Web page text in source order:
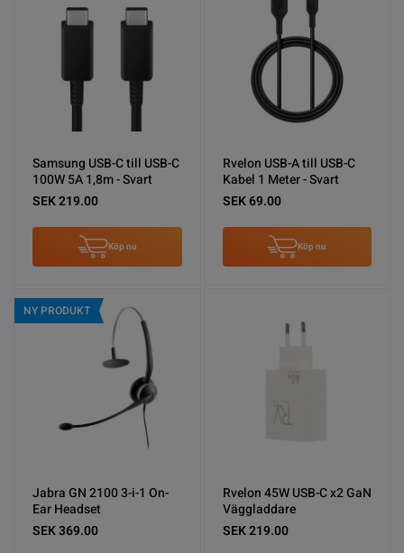
Samsung USB-C till USB-C
100W 5A 1,8m - Svart
SEK 219.00
Köp nu
Rvelon USB-A till USB-C
Kabel 1 Meter - Svart
SEK 69.00
Köp nu
NY PRODUKT
Jabra GN 2100 3-i-1 On-
Ear Headset
SEK 369.00
Rvelon 45W USB-C x2 GaN
Väggladdare
SEK 219.00